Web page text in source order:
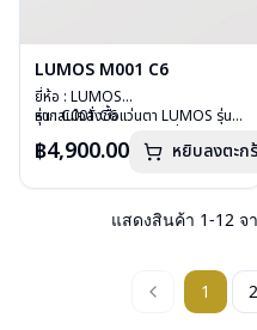
LUMOS M001 C6
ยี่ห้อ : LUMOS
รุ่น : C001 C6
เลนส์ : Demo Lens
น้ำหนัก : 26 กรัม
อุปกรณ์ : กล่องแว่น , ผ้าเช็ดแว่น
การรับประกัน : 2 ปี
หากสนใจสั่งชื้อแว่นตา LUMOS รุ่น
กรุณาติดต่อเราคลิก
฿4,900.00 หยิบลงตะกร้
แสดงสินค้า 1-12 จ
1 2